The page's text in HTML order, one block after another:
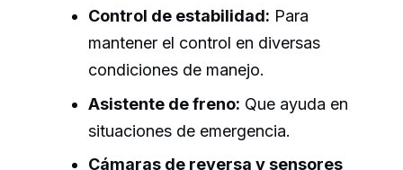
Control de estabilidad: Para
mantener el control en diversas
condiciones de manejo.
Asistente de freno: Que ayuda en
situaciones de emergencia.
Cámaras de reversa y sensores